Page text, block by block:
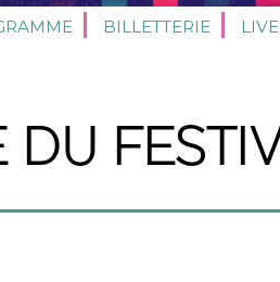
BILLETTERIE LIVE
DU